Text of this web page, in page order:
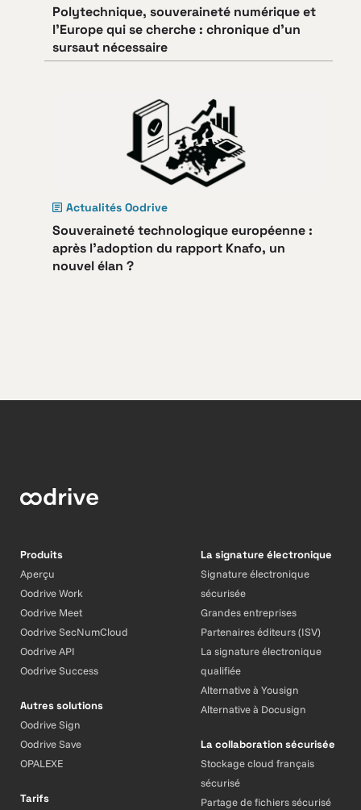
Polytechnique, souveraineté numérique et
l’Europe qui se cherche : chronique d’un
sursaut nécessaire
Actualités Oodrive
Souveraineté technologique européenne :
après l’adoption du rapport Knafo, un
nouvel élan ?
Produits
Aperçu
Oodrive Work
Oodrive Meet
Oodrive SecNumCloud
Oodrive API
Oodrive Success
Autres solutions
Oodrive Sign
Oodrive Save
OPALEXE
Tarifs
La signature électronique
Signature électronique
sécurisée
Grandes entreprises
Partenaires éditeurs (ISV)
La signature électronique
qualifiée
Alternative à Yousign
Alternative à Docusign
La collaboration sécurisée
Stockage cloud français
sécurisé
Partage de fichiers sécurisé